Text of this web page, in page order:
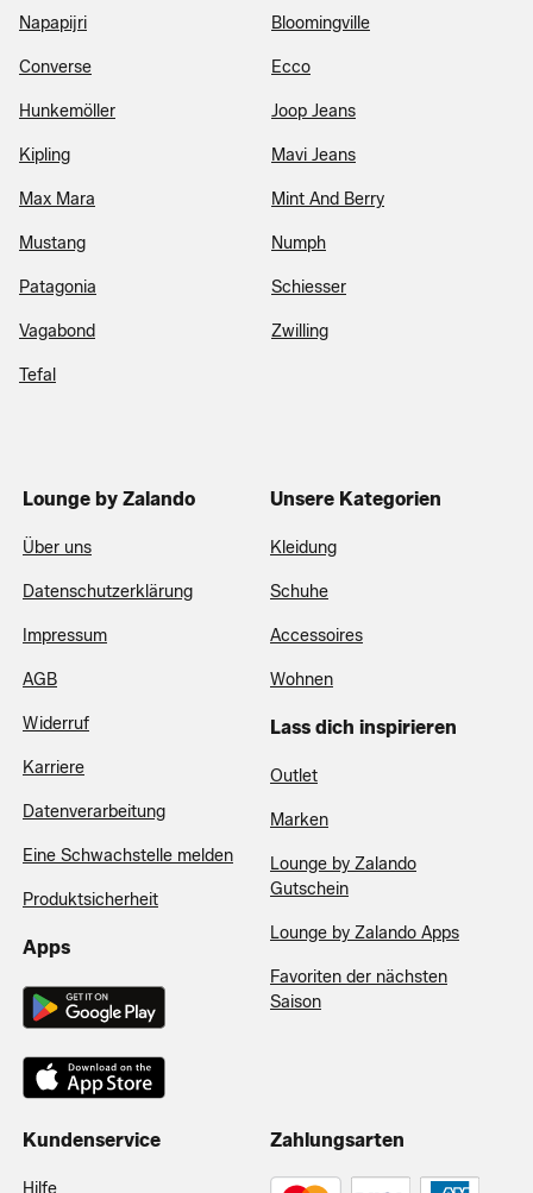
Napapijri Bloomingville
Converse Ecco
Hunkemöller Joop Jeans
Kipling Mavi Jeans
Max Mara Mint And Berry
Mustang Numph
Patagonia Schiesser
Vagabond Zwilling
Tefal
Lounge by Zalando
Über uns
Datenschutzerklärung
Impressum
AGB
Widerruf
Karriere
Datenverarbeitung
Eine Schwachstelle melden
Produktsicherheit
Apps
Unsere Kategorien
Kleidung
Schuhe
Accessoires
Wohnen
Lass dich inspirieren
Outlet
Marken
Lounge by Zalando
Gutschein
Lounge by Zalando Apps
Favoriten der nächsten
Saison
Kundenservice
Hilfe
Zahlungsarten